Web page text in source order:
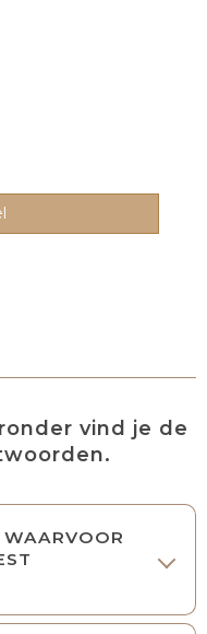
vind je de
WAARVOOR